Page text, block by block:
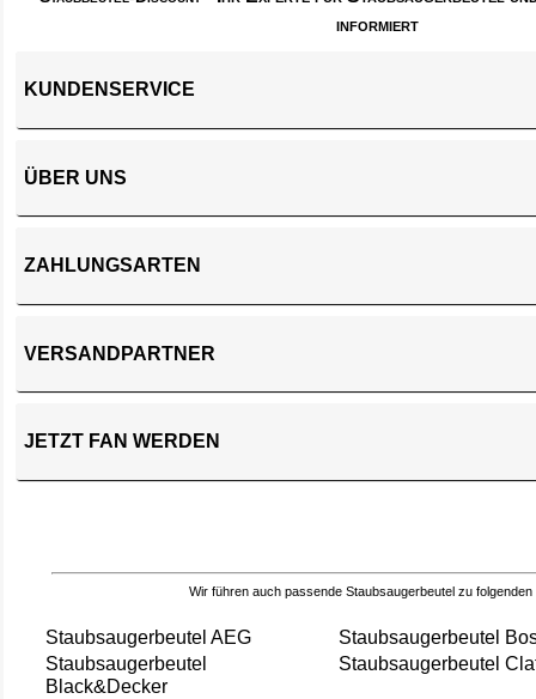
informiert
KUNDENSERVICE
ÜBER UNS
ZAHLUNGSARTEN
VERSANDPARTNER
JETZT FAN WERDEN
Wir führen auch passende Staubsaugerbeutel zu folgenden
Staubsaugerbeutel AEG
Staubsaugerbeutel
Staubsaugerbeutel
Black&Decker
Staubsaugerbeutel